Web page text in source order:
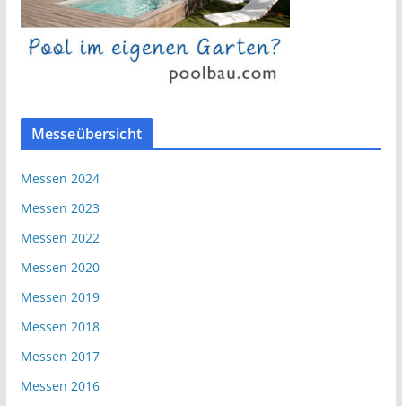
Messeübersicht
Messen 2024
Messen 2023
Messen 2022
Messen 2020
Messen 2019
Messen 2018
Messen 2017
Messen 2016